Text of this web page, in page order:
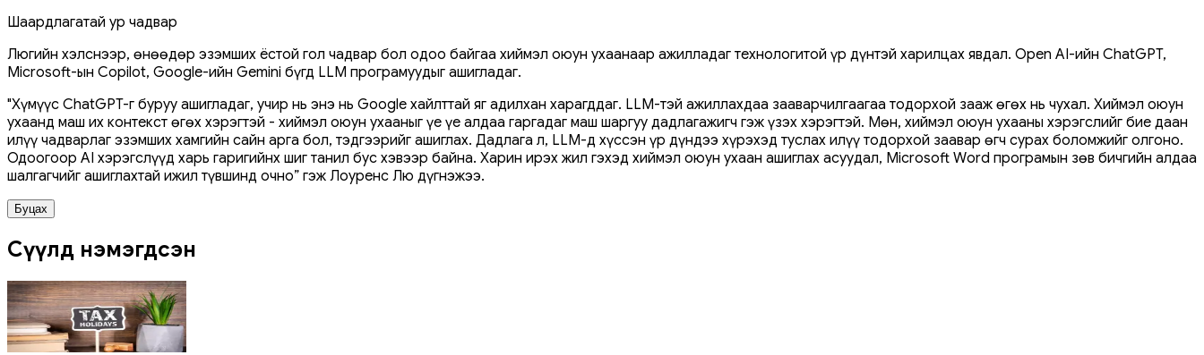
Шаардлагатай ур чадвар
Люгийн хэлснээр, өнөөдөр эзэмших ёстой гол чадвар бол одоо байгаа хиймэл оюун ухаанаар ажилладаг технологитой үр дүнтэй харилцах явдал. Open AI-ийн ChatGPT,
Microsoft-ын Copilot, Google-ийн Gemini бүгд LLM програмуудыг ашигладаг.
"Хүмүүс ChatGPT-г буруу ашигладаг, учир нь энэ нь Google хайлттай яг адилхан харагддаг. LLM-тэй ажиллахдаа зааварчилгаагаа тодорхой зааж өгөх нь чухал. Хиймэл оюун
ухаанд маш их контекст өгөх хэрэгтэй - хиймэл оюун ухааныг үе үе алдаа гаргадаг маш шаргуу дадлагажигч гэж үзэх хэрэгтэй. Мөн, хиймэл оюун ухааны хэрэгслийг бие даан
илүү чадварлаг эзэмших хамгийн сайн арга бол, тэдгээрийг ашиглах. Дадлага л, LLM-д хүссэн үр дүндээ хүрэхэд туслах илүү тодорхой заавар өгч сурах боломжийг олгоно.
Одоогоор AI хэрэгслүүд харь гаригийнх шиг танил бус хэвээр байна. Харин ирэх жил гэхэд хиймэл оюун ухаан ашиглах асуудал, Microsoft Word програмын зөв бичгийн алдаа
шалгагчийг ашиглахтай ижил түвшинд очно” гэж Лоуренс Лю дүгнэжээ.
Буцах
Сүүлд нэмэгдсэн